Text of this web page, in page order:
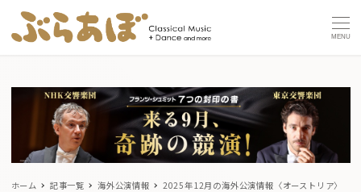
MENU
ホーム 記事一覧 海外公演情報 2025年12月の海外公演情報〈オーストリア〉